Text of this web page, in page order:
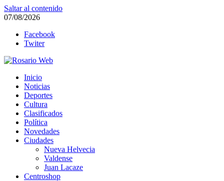
Saltar al contenido
07/08/2026
Facebook
Twiter
Rosario Web
Todas la noticias de Rosario y la zona
Inicio
Noticias
Deportes
Cultura
Clasificados
Política
Novedades
Ciudades
Nueva Helvecia
Valdense
Juan Lacaze
Centroshop